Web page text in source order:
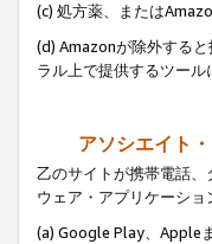
(c) 処方薬、または
(d) Amazonが除外する
ラル上で提供するツー
アソシエイト
乙のサイトが携帯電話
ウェア・アプリケーシ
(a) Google Play、Apple